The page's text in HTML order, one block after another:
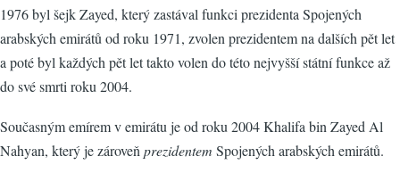
1976 byl šejk Zayed, který zastával funkci prezidenta Spojených
arabských emirátů od roku 1971, zvolen prezidentem na dalších pět let
a poté byl každých pět let takto volen do této nejvyšší státní funkce až
do své smrti roku 2004.
Současným emírem v emirátu je od roku 2004 Khalifa bin Zayed Al
Nahyan, který je zároveň prezidentem Spojených arabských emirátů.